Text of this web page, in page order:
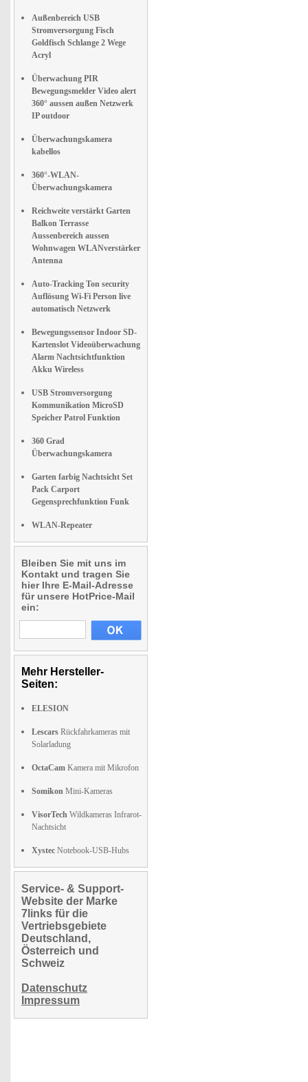
Außenbereich USB
Stromversorgung Fisch
Goldfisch Schlange 2 Wege
Acryl
Überwachung PIR
Bewegungsmelder Video alert
360° aussen außen Netzwerk
IP outdoor
Überwachungskamera
kabellos
360°-WLAN-
Überwachungskamera
Reichweite verstärkt Garten
Balkon Terrasse
Aussenbereich aussen
Wohnwagen WLANverstärker
Antenna
Auto-Tracking Ton security
Auflösung Wi-Fi Person live
automatisch Netzwerk
Bewegungssensor Indoor SD-
Kartenslot Videoüberwachung
Alarm Nachtsichtfunktion
Akku Wireless
USB Stromversorgung
Kommunikation MicroSD
Speicher Patrol Funktion
360 Grad
Überwachungskamera
Garten farbig Nachtsicht Set
Pack Carport
Gegensprechfunktion Funk
WLAN-Repeater
Bleiben Sie mit uns im
Kontakt und tragen Sie
hier Ihre E-Mail-Adresse
für unsere HotPrice-Mail
ein:
Mehr Hersteller-
Seiten:
ELESION
Lescars Rückfahrkameras mit
Solarladung
OctaCam Kamera mit Mikrofon
Somikon Mini-Kameras
VisorTech Wildkameras Infrarot-
Nachtsicht
Xystec Notebook-USB-Hubs
Service- & Support-
Website der Marke
7links für die
Vertriebsgebiete
Deutschland,
Österreich und
Schweiz
Datenschutz
Impressum